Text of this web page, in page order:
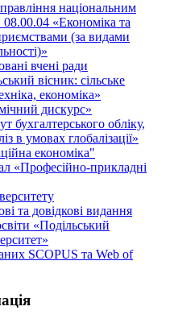
національним
«Економіка та
(за видами
вчені ради
вісник: сільське
економіка»
дискурс»
бухгалтерського обліку,
в умовах глобалізації»
економіка"
«Професійно-прикладні
та довідкові видання
«Подільський
SCOPUS та Web of